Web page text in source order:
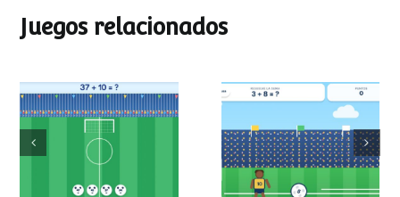
Juegos relacionados
Mundial de
operaciones
Partido de sumas